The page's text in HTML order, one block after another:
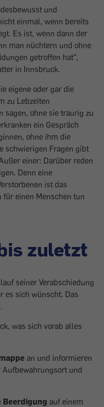
und
einmal, wenn bereits
Es ist, wenn dann der
man nüchtern und ohne
getroffen hat",
in Innsbruck.
eigene oder gar die
zu Leb­zeiten
­sagen, ohne sie traurig zu
ein Gespräch
ohne ihm die
schwierigen Fragen gibt
einer: Darüber reden
Denn eine
ist das
einen Menschen tun
zuletzt
seiner Verabschiedung
es sich wünscht. Das
was sich vorab alles
an und informieren
Aufbewahrungsort und
Beerdigung auf einem